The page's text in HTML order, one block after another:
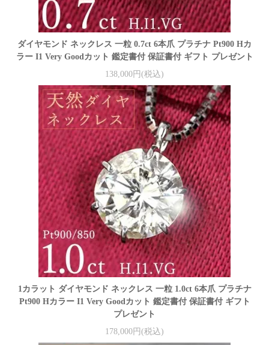
ダイヤモンド ネックレス 一粒 0.7ct 6本爪 プラチナ Pt900 Hカ
ラー I1 Very Goodカット 鑑定書付 保証書付 ギフト プレゼント
138,000円(税込)
1カラット ダイヤモンド ネックレス 一粒 1.0ct 6本爪 プラチナ
Pt900 Hカラー I1 Very Goodカット 鑑定書付 保証書付 ギフト
プレゼント
178,000円(税込)